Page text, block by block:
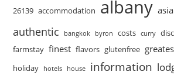
26139 accommodation albany
authentic bangkok byron costs curry
farmstay finest flavors glutenfree
holiday
hotels house information